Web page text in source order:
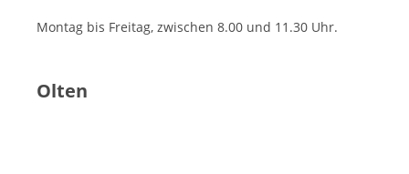
Montag bis Freitag, zwischen 8.00 und 11.30 Uhr.
Olten